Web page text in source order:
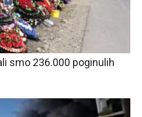
smo 236.000 poginulih